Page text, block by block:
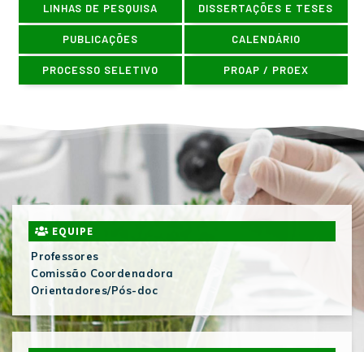
LINHAS DE PESQUISA DISSERTAÇÕES E TESES
PUBLICAÇÕES CALENDÁRIO
PROCESSO SELETIVO PROAP / PROEX
EQUIPE
Professores
Comissão Coordenadora
Orientadores/Pós-doc